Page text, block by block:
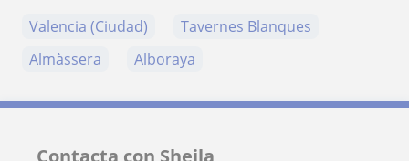
Valencia (Ciudad)
Tavernes Blanques
Almàssera
Alboraya